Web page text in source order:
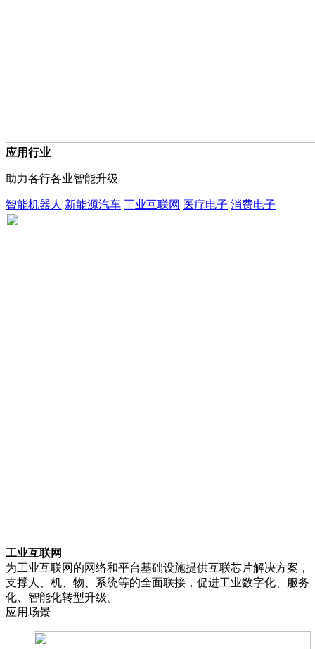
应用行业
助力各行各业智能升级
智能机器人 新能源汽车 工业互联网 医疗电子 消费电子
工业互联网
为工业互联网的网络和平台基础设施提供互联芯片解决方案，
支撑人、机、物、系统等的全面联接，促进工业数字化、服务
化、智能化转型升级。
应用场景